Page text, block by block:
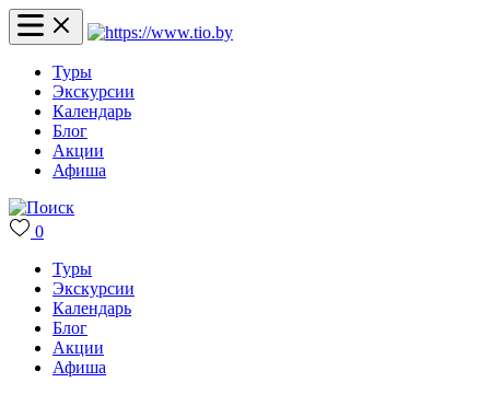
Туры
Экскурсии
Календарь
Блог
Акции
Афиша
0
Туры
Экскурсии
Календарь
Блог
Акции
Афиша